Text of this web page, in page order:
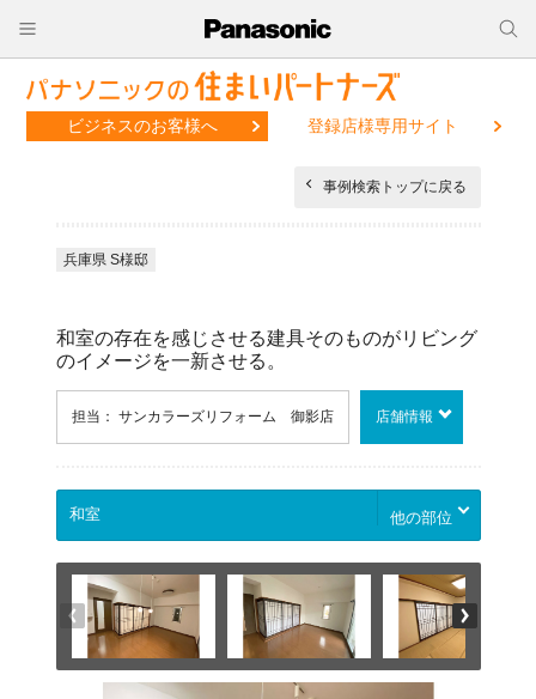
ビジネスのお客様へ 登録店様専用サイト
事例検索トップに戻る
兵庫県 S様邸
和室の存在を感じさせる建具そのものがリビング
のイメージを一新させる。
担当： サンカラーズリフォーム 御影店 店舗情報
他の部位